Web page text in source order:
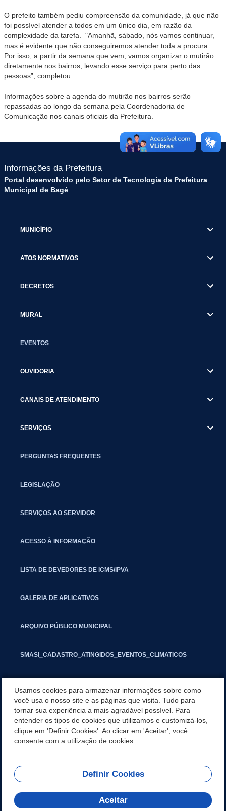
O prefeito também pediu compreensão da comunidade, já que não
foi possível atender a todos em um único dia, em razão da
complexidade da tarefa. "Amanhã, sábado, nós vamos continuar,
mas é evidente que não conseguiremos atender toda a procura.
Por isso, a partir da semana que vem, vamos organizar o mutirão
diretamente nos bairros, levando esse serviço para perto das
pessoas”, completou.
Informações sobre a agenda do mutirão nos bairros serão
repassadas ao longo da semana pela Coordenadoria de
Comunicação nos canais oficiais da Prefeitura.
Informações da Prefeitura
Portal desenvolvido pelo Setor de Tecnologia da Prefeitura
Municipal de Bagé
MUNICÍPIO
ATOS NORMATIVOS
DECRETOS
MURAL
EVENTOS
OUVIDORIA
CANAIS DE ATENDIMENTO
SERVIÇOS
PERGUNTAS FREQUENTES
LEGISLAÇÃO
SERVIÇOS AO SERVIDOR
ACESSO À INFORMAÇÃO
LISTA DE DEVEDORES DE ICMS/IPVA
GALERIA DE APLICATIVOS
ARQUIVO PÚBLICO MUNICIPAL
SMASI_CADASTRO_ATINGIDOS_EVENTOS_CLIMATICOS
INFORMATIVO PIT
SEGUNDA VIA IPTU
REDES SOCIAIS
Usamos cookies para armazenar informações sobre como
você usa o nosso site e as páginas que visita. Tudo para
tornar sua experiência a mais agradável possível. Para
entender os tipos de cookies que utilizamos e customizá-los,
clique em 'Definir Cookies'. Ao clicar em 'Aceitar', você
consente com a utilização de cookies.
Definir Cookies
Aceitar